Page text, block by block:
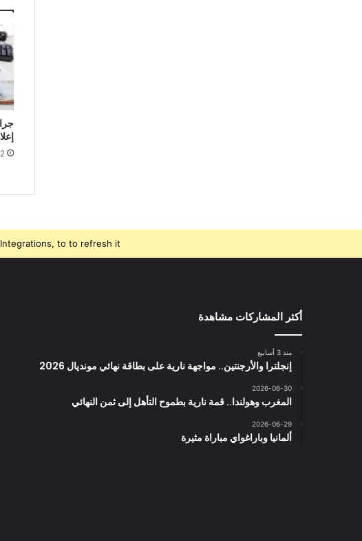
to to refresh it.
أكثر المشاركات مشاهدة
منذ 3 أسابيع
إنجلترا والأرجنتين.. مواجهة نارية على بطاقة نهائي مونديال 2026
2026-06-30
المغرب وهولندا.. قمة نارية بطموح التأهل إلى ثمن النهائي
2026-06-29
ألمانيا وباراغواي مباراة مثيرة